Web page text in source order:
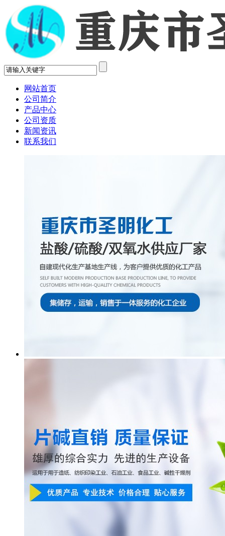
网站首页
公司简介
产品中心
公司资质
新闻资讯
联系我们